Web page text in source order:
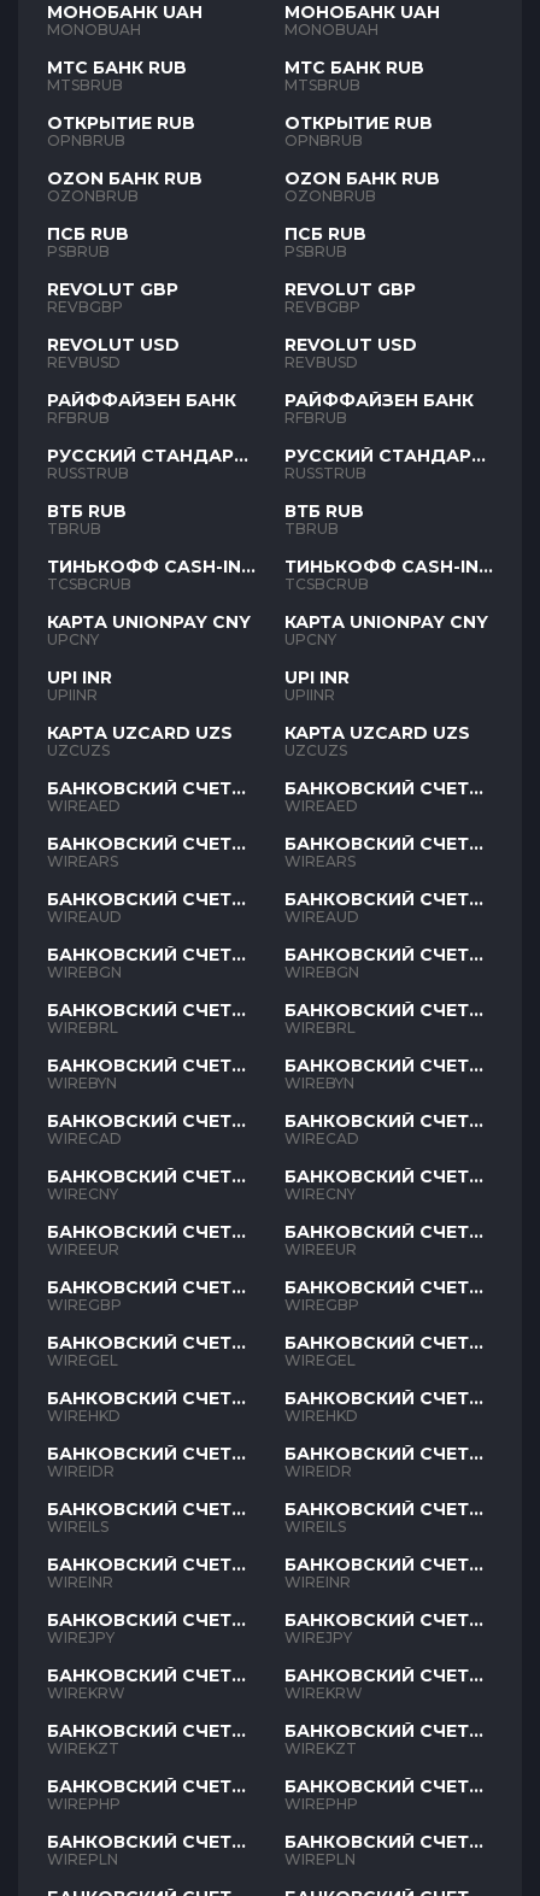
МОНОБАНК UAH
MONOBUAH
МТС БАНК RUB
MTSBRUB
ОТКРЫТИЕ RUB
OPNBRUB
OZON БАНК RUB
OZONBRUB
ПСБ RUB
PSBRUB
REVOLUT GBP
REVBGBP
REVOLUT USD
REVBUSD
РАЙФФАЙЗЕН БАНК
RFBRUB
РУССКИЙ СТАНДАРТ
RUB
RUSSTRUB
ВТБ RUB
TBRUB
ТИНЬКОФФ CASH-IN
RUB
TCSBCRUB
КАРТА UNIONPAY CNY
UPCNY
UPI INR
UPIINR
КАРТА UZCARD UZS
UZCUZS
БАНКОВСКИЙ СЧЕТ
AED
WIREAED
БАНКОВСКИЙ СЧЕТ
ARS
WIREARS
БАНКОВСКИЙ СЧЕТ
AUD
WIREAUD
БАНКОВСКИЙ СЧЕТ
BGN
WIREBGN
БАНКОВСКИЙ СЧЕТ
BRL
WIREBRL
БАНКОВСКИЙ СЧЕТ
BYN
WIREBYN
БАНКОВСКИЙ СЧЕТ
CAD
WIRECAD
БАНКОВСКИЙ СЧЕТ
CNY
WIRECNY
БАНКОВСКИЙ СЧЕТ
EUR
WIREEUR
БАНКОВСКИЙ СЧЕТ
GBP
WIREGBP
БАНКОВСКИЙ СЧЕТ
GEL
WIREGEL
БАНКОВСКИЙ СЧЕТ
HKD
WIREHKD
БАНКОВСКИЙ СЧЕТ
IDR
WIREIDR
БАНКОВСКИЙ СЧЕТ
ILS
WIREILS
БАНКОВСКИЙ СЧЕТ
INR
WIREINR
БАНКОВСКИЙ СЧЕТ
JPY
WIREJPY
БАНКОВСКИЙ СЧЕТ
KRW
WIREKRW
БАНКОВСКИЙ СЧЕТ
KZT
WIREKZT
БАНКОВСКИЙ СЧЕТ
PHP
WIREPHP
БАНКОВСКИЙ СЧЕТ
PLN
WIREPLN
МОНОБАНК UAH
MONOBUAH
МТС БАНК RUB
MTSBRUB
ОТКРЫТИЕ RUB
OPNBRUB
OZON БАНК RUB
OZONBRUB
ПСБ RUB
PSBRUB
REVOLUT GBP
REVBGBP
REVOLUT USD
REVBUSD
РАЙФФАЙЗЕН БАНК
RFBRUB
РУССКИЙ СТАНДАРТ
RUB
RUSSTRUB
ВТБ RUB
TBRUB
ТИНЬКОФФ CASH-IN
RUB
TCSBCRUB
КАРТА UNIONPAY CNY
UPCNY
UPI INR
UPIINR
КАРТА UZCARD UZS
UZCUZS
БАНКОВСКИЙ СЧЕТ
AED
WIREAED
БАНКОВСКИЙ СЧЕТ
ARS
WIREARS
БАНКОВСКИЙ СЧЕТ
AUD
WIREAUD
БАНКОВСКИЙ СЧЕТ
BGN
WIREBGN
БАНКОВСКИЙ СЧЕТ
BRL
WIREBRL
БАНКОВСКИЙ СЧЕТ
BYN
WIREBYN
БАНКОВСКИЙ СЧЕТ
CAD
WIRECAD
БАНКОВСКИЙ СЧЕТ
CNY
WIRECNY
БАНКОВСКИЙ СЧЕТ
EUR
WIREEUR
БАНКОВСКИЙ СЧЕТ
GBP
WIREGBP
БАНКОВСКИЙ СЧЕТ
GEL
WIREGEL
БАНКОВСКИЙ СЧЕТ
HKD
WIREHKD
БАНКОВСКИЙ СЧЕТ
IDR
WIREIDR
БАНКОВСКИЙ СЧЕТ
ILS
WIREILS
БАНКОВСКИЙ СЧЕТ
INR
WIREINR
БАНКОВСКИЙ СЧЕТ
JPY
WIREJPY
БАНКОВСКИЙ СЧЕТ
KRW
WIREKRW
БАНКОВСКИЙ СЧЕТ
KZT
WIREKZT
БАНКОВСКИЙ СЧЕТ
PHP
WIREPHP
БАНКОВСКИЙ СЧЕТ
PLN
WIREPLN